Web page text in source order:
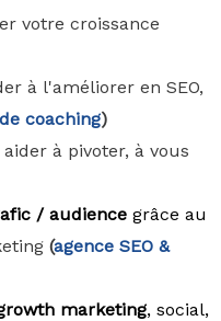
votre croissance
à l'améliorer en SEO,
coaching)
aider à pivoter, à vous
/ audience grâce au
(agence SEO &
marketing, social,